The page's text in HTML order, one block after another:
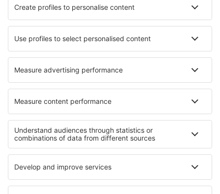
Ryanair
Lufthansa
Despre eSky
Cariere
Termeni şi condiţii
Rezervările mele
Politica de Confidențialitate
Politică cookie
Asistenţă şi contact